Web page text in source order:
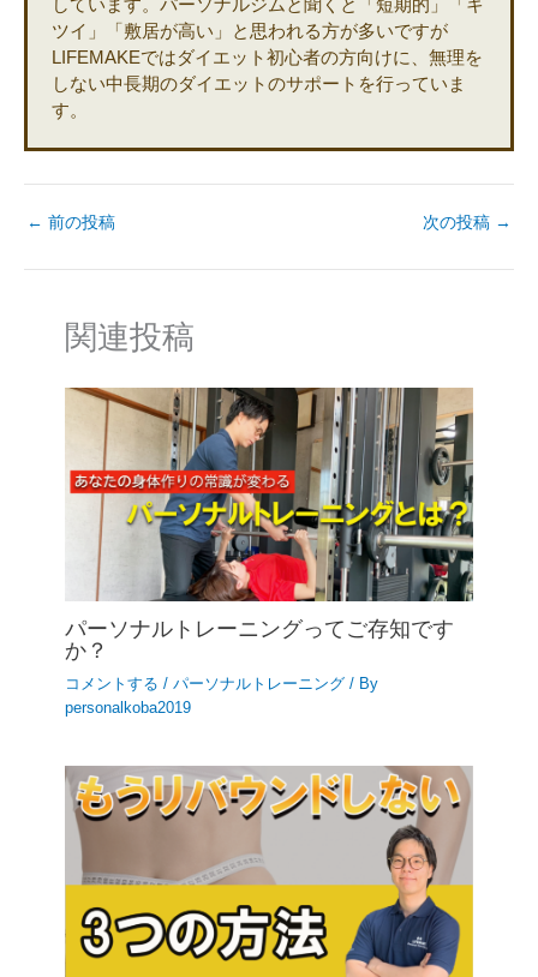
ツイ」「敷居が高い」と思われる方が多いですが
LIFEMAKEではダイエット初心者の方向けに、無理を
しない中長期のダイエットのサポートを行っていま
す。
← 前の投稿 次の投稿 →
関連投稿
パーソナルトレーニングってご存知です
か？
コメントする /パーソナルトレーニング / By
personalkoba2019